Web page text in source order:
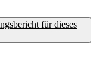
für dieses